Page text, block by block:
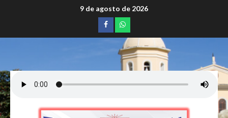
9 de agosto de 2026
Facebookwhatsapp